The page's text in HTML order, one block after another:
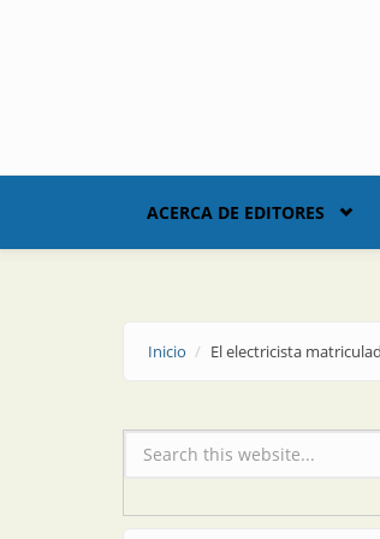
ACERCA DE EDITORES
Inicio El electricista
Formulario de búsqueda